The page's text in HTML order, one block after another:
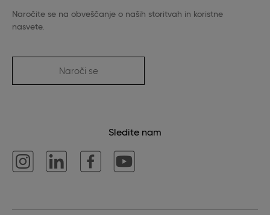
Naročite se na obveščanje o naših storitvah in koristne
nasvete.
Naroči se
Sledite nam